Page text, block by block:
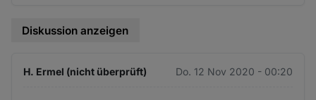
Diskussion anzeigen
H. Ermel (nicht überprüft) Do. 12 Nov 2020 - 00:20